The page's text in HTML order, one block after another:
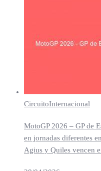
CircuitoInternacional
MotoGP 2026 – GP de
en jornadas diferentes
Agius y Quiles vencen